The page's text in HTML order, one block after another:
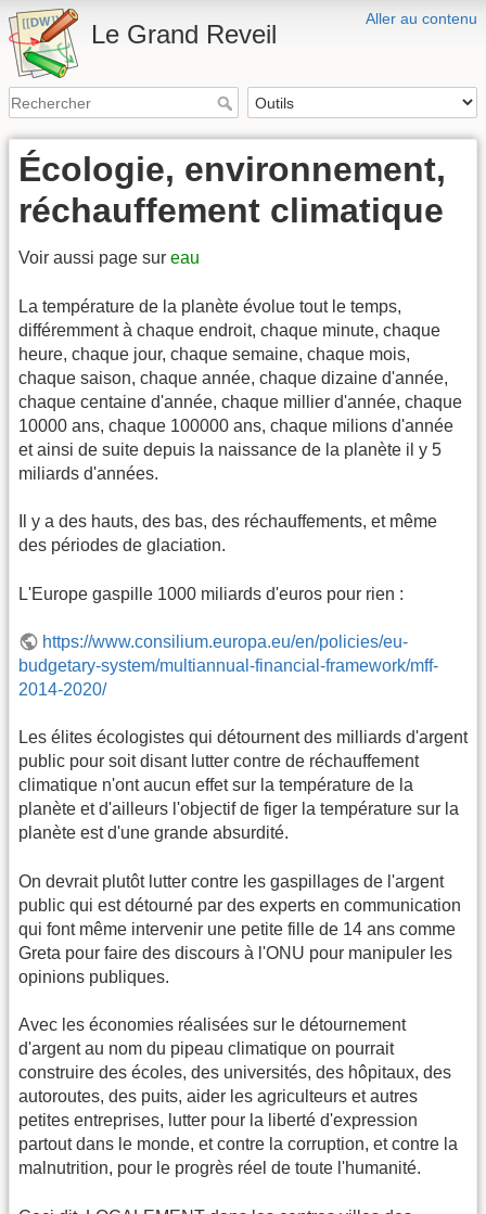
Aller au contenu
Le Grand Reveil
Écologie, environnement,
réchauffement climatique
Voir aussi page sur eau
La température de la planète évolue tout le temps,
différemment à chaque endroit, chaque minute, chaque
heure, chaque jour, chaque semaine, chaque mois,
chaque saison, chaque année, chaque dizaine d'année,
chaque centaine d'année, chaque millier d'année, chaque
10000 ans, chaque 100000 ans, chaque milions d'année
et ainsi de suite depuis la naissance de la planète il y 5
miliards d'années.
Il y a des hauts, des bas, des réchauffements, et même
des périodes de glaciation.
L'Europe gaspille 1000 miliards d'euros pour rien :
https://www.consilium.europa.eu/en/policies/eu-
budgetary-system/multiannual-financial-framework/mff-
2014-2020/
Les élites écologistes qui détournent des milliards d'argent
public pour soit disant lutter contre de réchauffement
climatique n'ont aucun effet sur la température de la
planète et d'ailleurs l'objectif de figer la température sur la
planète est d'une grande absurdité.
On devrait plutôt lutter contre les gaspillages de l'argent
public qui est détourné par des experts en communication
qui font même intervenir une petite fille de 14 ans comme
Greta pour faire des discours à l'ONU pour manipuler les
opinions publiques.
Avec les économies réalisées sur le détournement
d'argent au nom du pipeau climatique on pourrait
construire des écoles, des universités, des hôpitaux, des
autoroutes, des puits, aider les agriculteurs et autres
petites entreprises, lutter pour la liberté d'expression
partout dans le monde, et contre la corruption, et contre la
malnutrition, pour le progrès réel de toute l'humanité.